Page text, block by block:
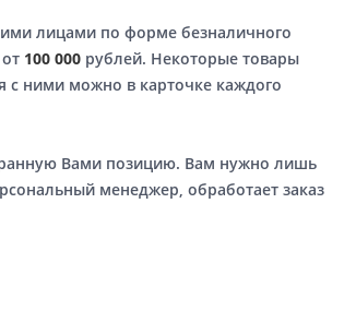
лицами по форме безналичного
100 000рублей. Некоторые товары
с ними можно в карточке каждого
Вами позицию. Вам нужно лишь
менеджер, обработает заказ